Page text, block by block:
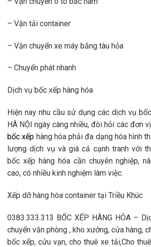
– Vận tải container
– Vận chuyển xe máy bằng tàu hỏa
– Chuyển phát nhanh
Dịch vụ bốc xếp hàng hóa
Hiện nay nhu cầu sử dụng các dịch vụ
HÀ NỘI ngày càng nhiều, đòi hỏi các đơn
bốc xếp hàng hóa phải đa dạng hóa hình
lượng dịch vụ và giá cả cạnh tranh với
bốc xếp hàng hóa cần chuyên nghiệp,
cao, có nhiều kinh nghiệm làm việc.
Xếp dỡ hàng hóa container tại Triều Khúc
0383.333.313 BỐC XẾP HÀNG HÓA –
chuyển văn phòng , kho xưởng, cửa hàng,
bốc xếp, cửu vạn, cho thuê xe tải,Cho